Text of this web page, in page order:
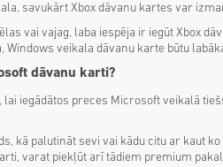
savukārt Xbox dāvanu kartes var
vai vajag, laba iespēja ir iegūt Xbox
Windows veikala dāvanu karte būtu
dāvanu karti?
iegādātos preces Microsoft veikalā
kā palutināt sevi vai kādu citu ar kaut
varat piekļūt arī tādiem premium